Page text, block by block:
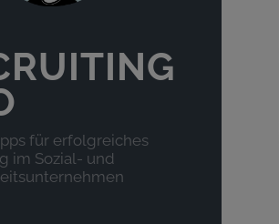
für erfolgreiches
im Sozial- und